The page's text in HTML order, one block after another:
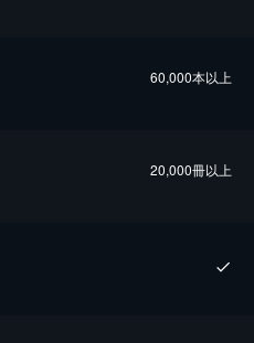
60,000本以上
20,000冊以上